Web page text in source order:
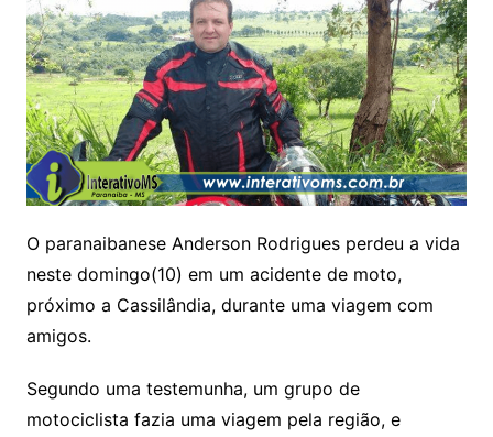
O paranaibanese Anderson Rodrigues perdeu a vida
neste domingo(10) em um acidente de moto,
próximo a Cassilândia, durante uma viagem com
amigos.
Segundo uma testemunha, um grupo de
motociclista fazia uma viagem pela região, e